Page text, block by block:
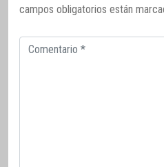
campos obligatorios están
Comentario